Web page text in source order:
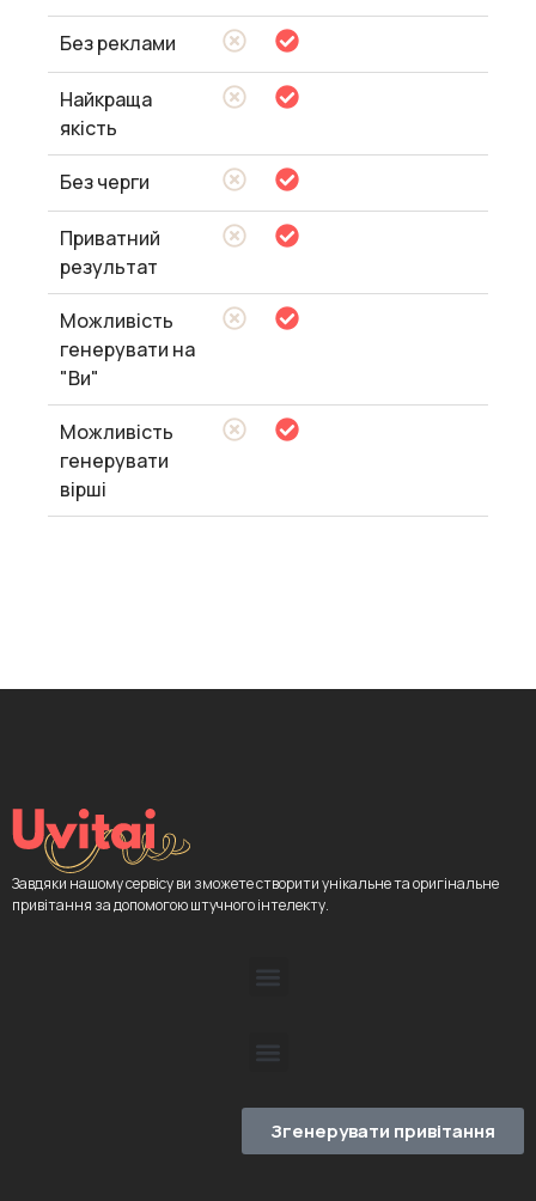
Без реклами
Найкраща
якість
Без черги
Приватний
результат
Можливість
генерувати на
"Ви"
Можливість
генерувати
вірші
Завдяки нашому сервісу ви зможете створити унікальне та оригінальне
привітання за допомогою штучного інтелекту.
Згенерувати привітання